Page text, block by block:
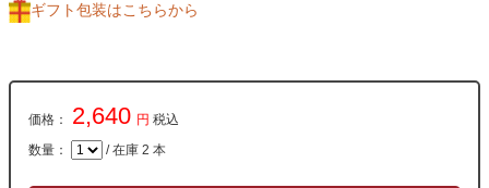
ギフト包装はこちらから
価格： 2,640 円 税込
数量： / 在庫 2 本